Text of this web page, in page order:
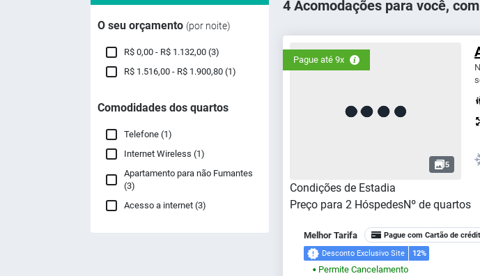
O seu orçamento (por noite)
R$ 0,00 - R$ 1.132,00 (3)
R$ 1.516,00 - R$ 1.900,80 (1)
Comodidades dos quartos
Telefone (1)
Internet Wireless (1)
Apartamento para não Fumantes
(3)
Acesso a internet (3)
4 Acomodações para você,
Pague até 9x
5
Condições de Estadia
Preço para 2 HóspedesNº de quartos
Melhor Tarifa Pague com Cartão de
Desconto Exclusivo Site 12%
⬤
Permite Cancelamento